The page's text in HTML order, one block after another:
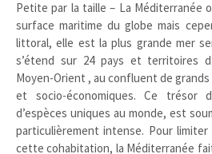
Petite par la taille – La Méditerranée
surface maritime du globe mais
littoral, elle est la plus grande mer
s’étend sur 24 pays et territoires
Moyen-Orient , au confluent de
et socio-économiques. Ce trésor
d’espèces uniques au monde, est
particulièrement intense. Pour
cette cohabitation, la Méditerranée